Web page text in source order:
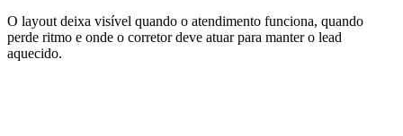
O layout deixa visível quando o atendimento funciona, quando
perde ritmo e onde o corretor deve atuar para manter o lead
aquecido.